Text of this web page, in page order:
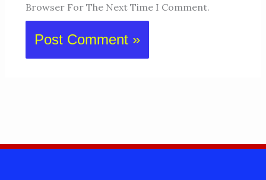
Browser For The Next Time I Comment.